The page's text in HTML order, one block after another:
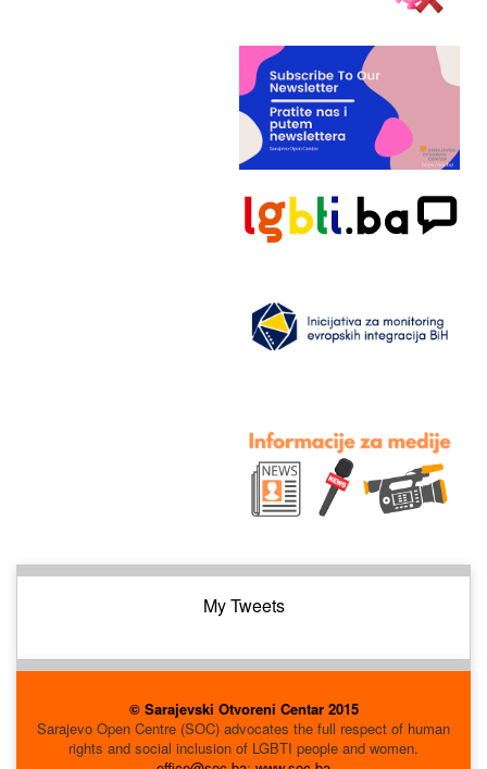
My Tweets
© Sarajevski Otvoreni Centar 2015
Sarajevo Open Centre (SOC) advocates the full respect of human
rights and social inclusion of LGBTI people and women.